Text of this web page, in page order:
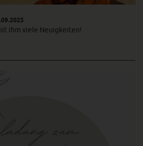
ihm viele Neuigkeiten!